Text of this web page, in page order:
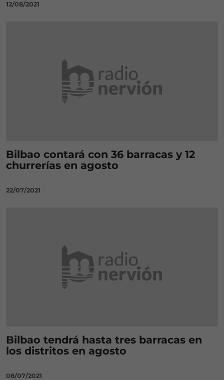
12/08/2021
Bilbao contará con 36 barracas y 12
churrerías en agosto
22/07/2021
Bilbao tendrá hasta tres barracas en
los distritos en agosto
08/07/2021